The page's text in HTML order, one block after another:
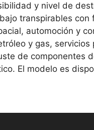
y nivel de
transpirables
automoción y
y gas,
de componentes
El modelo es